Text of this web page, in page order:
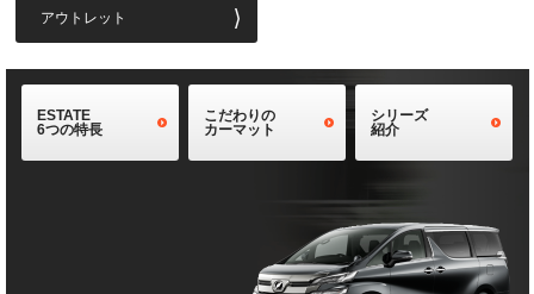
アウトレット
ESTATE
6つの特長
こだわりの
カーマット
シリーズ
紹介